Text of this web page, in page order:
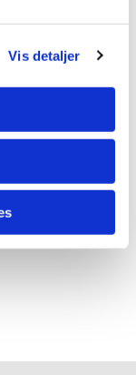
Vis detaljer